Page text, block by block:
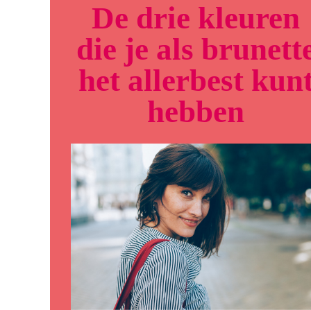
De drie kleuren
die je als
het allerbest
hebben